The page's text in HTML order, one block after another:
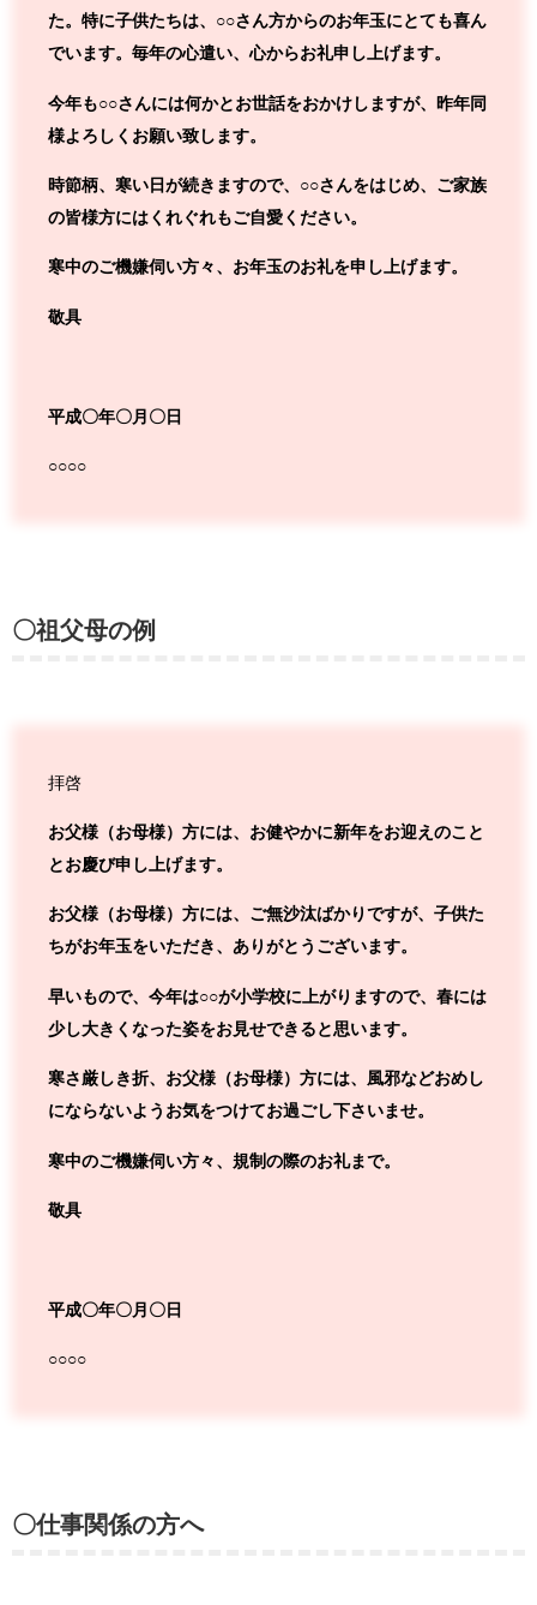
た。特に子供たちは、○○さん方からのお年玉にとても喜ん
でいます。毎年の心遣い、心からお礼申し上げます。
今年も○○さんには何かとお世話をおかけしますが、昨年同
様よろしくお願い致します。
時節柄、寒い日が続きますので、○○さんをはじめ、ご家族
の皆様方にはくれぐれもご自愛ください。
寒中のご機嫌伺い方々、お年玉のお礼を申し上げます。
敬具
平成〇年〇月〇日
○○○○
〇祖父母の例
拝啓
お父様（お母様）方には、お健やかに新年をお迎えのこと
とお慶び申し上げます。
お父様（お母様）方には、ご無沙汰ばかりですが、子供た
ちがお年玉をいただき、ありがとうございます。
早いもので、今年は○○が小学校に上がりますので、春には
少し大きくなった姿をお見せできると思います。
寒さ厳しき折、お父様（お母様）方には、風邪などおめし
にならないようお気をつけてお過ごし下さいませ。
寒中のご機嫌伺い方々、規制の際のお礼まで。
敬具
平成〇年〇月〇日
○○○○
〇仕事関係の方へ